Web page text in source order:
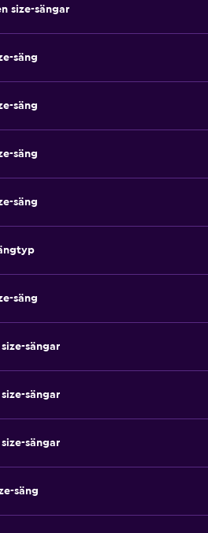
size-sängar
säng
säng
säng
säng
säng
sängar
sängar
sängar
säng